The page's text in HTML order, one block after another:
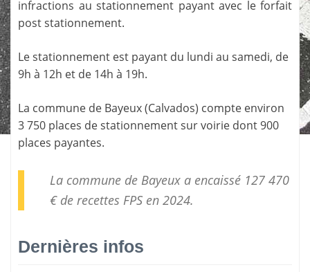
infractions au stationnement payant avec le forfait
post stationnement.
Le stationnement est payant du lundi au samedi, de
9h à 12h et de 14h à 19h.
La commune de Bayeux(Calvados) compte environ
3 750 places de stationnement sur voirie dont 900
places payantes.
La commune de Bayeux a encaissé 127 470
€ de recettes FPSen 2024.
Dernières infos